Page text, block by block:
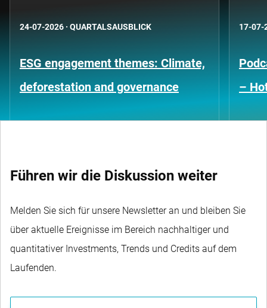
24-07-2026 · QUARTALSAUSBLICK
ESG engagement themes: Climate,
deforestation and governance
17-07-
–
Führen wir die Diskussion weiter
Melden Sie sich für unsere Newsletter an und bleiben Sie
über aktuelle Ereignisse im Bereich nachhaltiger und
quantitativer Investments, Trends und Credits auf dem
Laufenden.